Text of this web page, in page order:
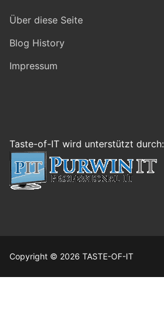
Über diese Seite
Blog History
Impressum
Taste-of-IT wird unterstützt durch:
Copyright © 2026 TASTE-OF-IT